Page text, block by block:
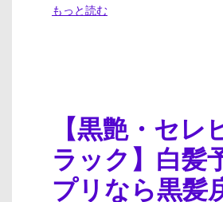
もっと読む
【黒艶・セレ
ラック】白髪
プリなら黒髪